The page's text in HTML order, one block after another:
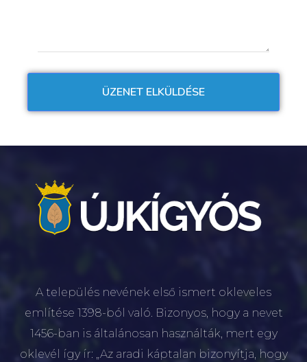
A település nevének első ismert okleveles
említése 1398-ból való. Bizonyos, hogy a nevet
1456-ban is általánosan használták, mert egy
oklevél így ír: „Az aradi káptalan bizonyítja, hogy